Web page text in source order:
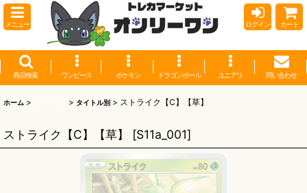
メニュー ログイン カート
商品検索 ワンピース ポケモン ドラゴンボール ユニアリ 問い合わせ
ホーム > > タイトル別 > ストライク【C】【草】
ストライク【C】【草】 [S11a_001]